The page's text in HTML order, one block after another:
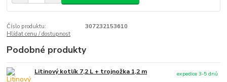
Číslo produktu:
307232153610
Hlídat cenu / dostupnost
Podobné produkty
Litinový kotlík 7,2 L + trojnožka 1,2 m
expedice 3-5 dnů